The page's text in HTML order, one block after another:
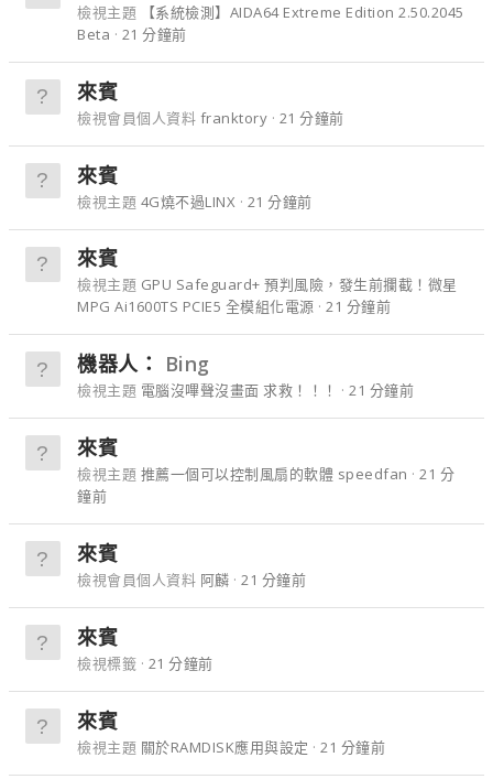
檢視主題
【系統檢測】AIDA64 Extreme Edition 2.50.2045
Beta
21 分鐘前
來賓
檢視會員個人資料 franktory 21 分鐘前
來賓
檢視主題 4G燒不過LINX 21 分鐘前
來賓
檢視主題 GPU Safeguard+ 預判風險，發生前攔截！微星
MPG Ai1600TS PCIE5 全模組化電源
21 分鐘前
機器人： Bing
檢視主題 電腦沒嗶聲沒畫面 求救！！！ 21 分鐘前
來賓
檢視主題 推薦一個可以控制風扇的軟體 speedfan
21 分
鐘前
來賓
檢視會員個人資料 阿麟 21 分鐘前
來賓
檢視標籤 21 分鐘前
來賓
檢視主題 關於RAMDISK應用與設定 21 分鐘前